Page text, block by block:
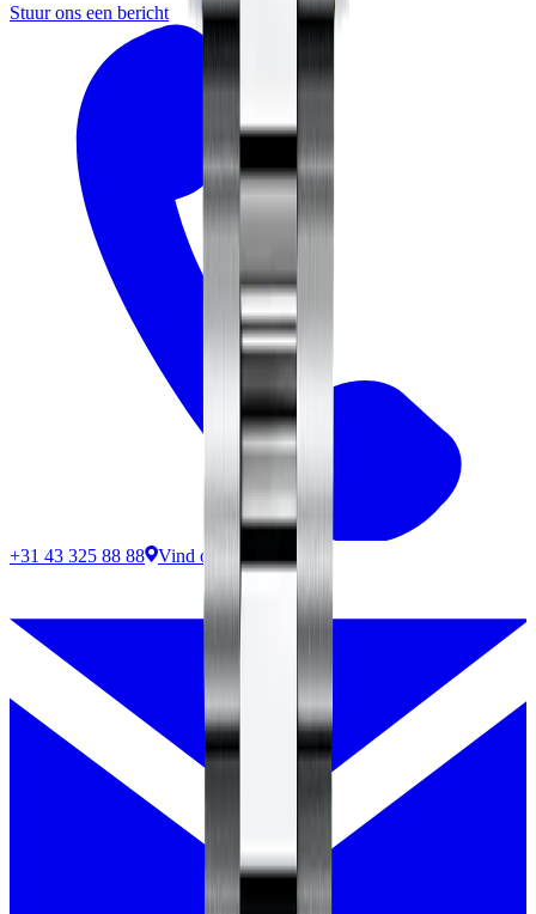
Stuur ons een bericht
+31 43 325 88 88 Vind ons